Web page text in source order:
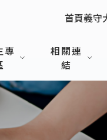
:::
首頁義守
專
相關連
結